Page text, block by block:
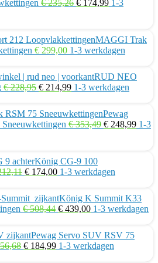
€235,26 Oorspronkelijke
€ 174,99Huidige
1-3
MAGGI Trak
€ 299,00 1-3 werkdagen
RUD NEO
€228,95 Oorspronkelijke
€ 228,95.
€ 214,99Huidige
€ 214,99.
1-3 werkdagen
Pewag
€353,49 € 248,99 1-3
König CG-9 100
Oorspronkelijke
€ 212,11.
€ 174,00Huidige
€ 174,00.
1-3 werkdagen
König K Summit K33
€508,44 Oorspronkelijke
€ 508,44.
€ 439,00Huidige
€ 439,00.
1-3 werkdagen
Pewag Servo SUV RSV 75
Oorspronkelijke
€ 184,99Huidige
1-3 werkdagen